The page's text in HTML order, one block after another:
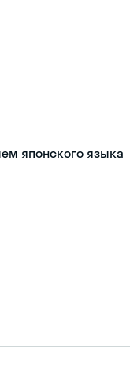
японского языка